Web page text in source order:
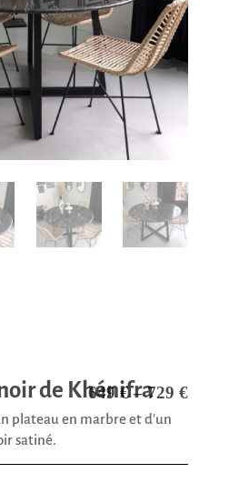
de Khénifra
plateau en marbre et d'un
satiné.
649€–729€